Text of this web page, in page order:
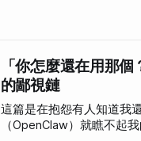
「你怎麼還在用那個
的鄙視鏈
這篇是在抱怨有人知道我
（OpenClaw）就瞧不起我